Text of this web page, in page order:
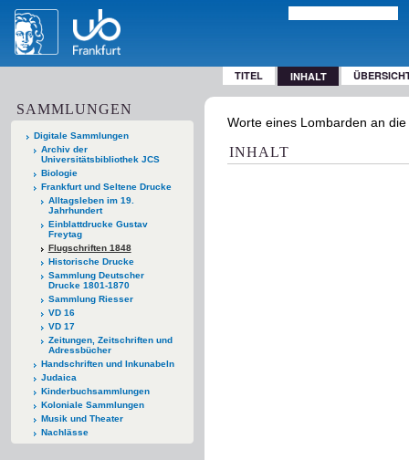
TITEL INHALT
SAMMLUNGEN
Digitale Sammlungen
Archiv der
Universitätsbibliothek JCS
Biologie
Frankfurt und Seltene Drucke
Alltagsleben im 19.
Jahrhundert
Einblattdrucke Gustav
Freytag
Flugschriften 1848
Historische Drucke
Sammlung Deutscher
Drucke 1801-1870
Sammlung Riesser
VD 16
VD 17
Zeitungen, Zeitschriften und
Adressbücher
Handschriften und Inkunabeln
Judaica
Kinderbuchsammlungen
Koloniale Sammlungen
Musik und Theater
Nachlässe
Worte eines Lombarden an
INHALT